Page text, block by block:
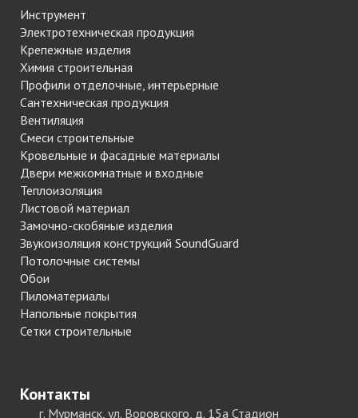
Инструмент
Электротехническая продукция
Крепежные изделия
Химия строительная
Профили отделочные, интерьерные
Сантехническая продукция
Вентиляция
Смеси строительные
Кровельные и фасадные материалы
Двери межкомнатные и входные
Теплоизоляция
Листовой материал
Замочно-скобяные изделия
Звукоизоляция конструкций SoundGuard
Потолочные системы
Обои
Пиломатериалы
Напольные покрытия
Сетки строительные
Контакты
г. Мурманск, ул. Воровского, д. 15а Стадион